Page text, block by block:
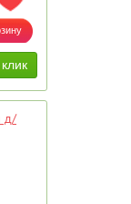
д/